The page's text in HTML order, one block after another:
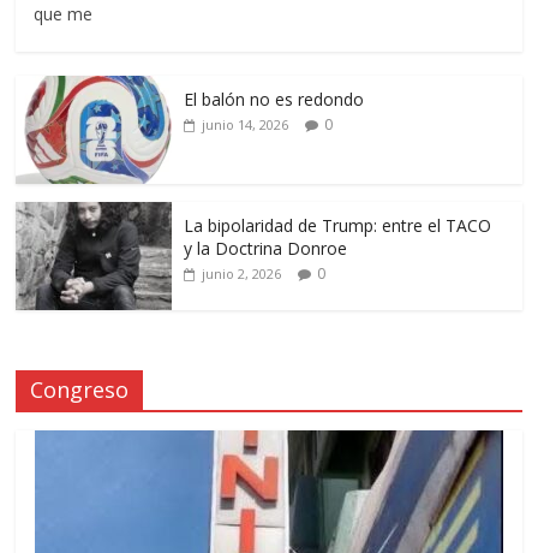
que me
El balón no es redondo
junio 14, 2026 0
La bipolaridad de Trump: entre el TACO
y la Doctrina Donroe
junio 2, 2026 0
Congreso